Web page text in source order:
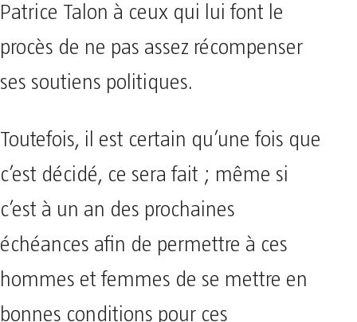
Patrice Talon à ceux qui lui font le
procès de ne pas assez récompenser
ses soutiens politiques.
Toutefois, il est certain qu’une fois que
c’est décidé, ce sera fait ; même si
c’est à un an des prochaines
échéances afin de permettre à ces
hommes et femmes de se mettre en
bonnes conditions pour ces